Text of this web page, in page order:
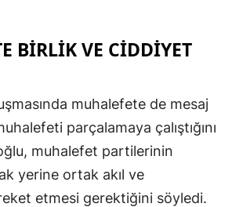
BIRLIK VE CIDDIYET
muhalefete de mesaj
parçalamaya çalıştığını
muhalefet partilerinin
yerine ortak akıl ve
etmesi gerektiğini söyledi.